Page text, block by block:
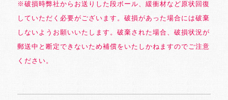
※破損時弊社からお送りした段ボール、緩衝材など原状回復
していただく必要がございます。破損があった場合には破棄
しないようお願いいたします。破棄された場合、破損状況が
郵送中と断定できないため補償をいたしかねますのでご注意
ください。